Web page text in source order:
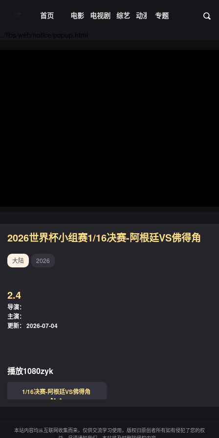
首页 电影 电视剧 综艺 动漫 短剧大全 资
专题
2026世界杯小组赛1/16决赛-阿根廷VS佛得角
大陆 2026
2.4
导演：
主演：
更新： 2026-07-04
播放1080zyk
1/16决赛-阿根廷VS佛得角
本站内容均从互联网收集而来，仅供交流学习使用，版权归原创者所有如有侵犯了您的权